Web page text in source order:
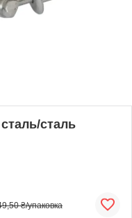
сталь
₴/упаковка